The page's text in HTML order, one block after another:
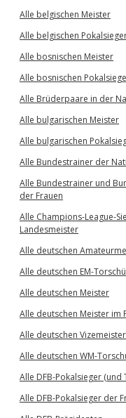
Alle belgischen Meister
Alle belgischen
Alle bosnischen Meister
Alle bosnischen
Alle Brüderpaare in der
Alle bulgarischen Meister
Alle bulgarischen
Alle Bundestrainer der
Alle Bundestrainer und
der Frauen
Alle Champions-League-
Landesmeister
Alle deutschen
Alle deutschen EM-
Alle deutschen Meister
Alle deutschen Meister im
Alle deutschen Vizemeister
Alle deutschen WM-
Alle DFB-Pokalsieger
Alle DFB-Pokalsieger der